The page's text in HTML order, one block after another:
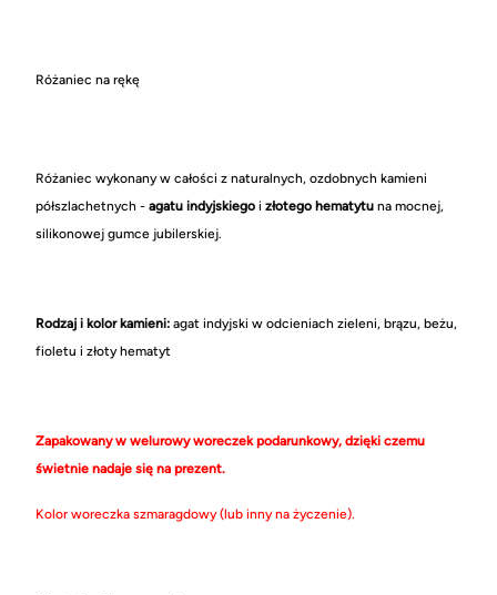
Różaniec na rękę
Różaniec wykonany w całości z naturalnych, ozdobnych kamieni
półszlachetnych - agatu indyjskiego i złotego hematytu na mocnej,
silikonowej gumce jubilerskiej.
Rodzaj i kolor kamieni: agat indyjski w odcieniach zieleni, brązu, beżu,
fioletu i złoty hematyt
Zapakowany w welurowy woreczek podarunkowy, dzięki czemu
świetnie nadaje się na prezent.
Kolor woreczka szmaragdowy (lub inny na życzenie).